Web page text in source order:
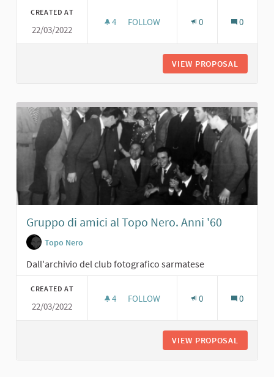
CREATED AT
22/03/2022
4 4 FOLLOWERS
FOLLOW 0 0
VIEW PROPOSAL
Gruppo di amici al Topo Nero. Anni '60
Topo Nero
Dall'archivio del club fotografico sarmatese
CREATED AT
22/03/2022
4 4 FOLLOWERS
FOLLOW 0 0
VIEW PROPOSAL